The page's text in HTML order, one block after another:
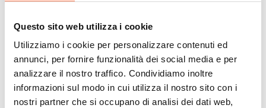
Questo sito web utilizza i cookie
Utilizziamo i cookie per personalizzare contenuti ed
annunci, per fornire funzionalità dei social media e per
analizzare il nostro traffico. Condividiamo inoltre
informazioni sul modo in cui utilizza il nostro sito con i
nostri partner che si occupano di analisi dei dati web,